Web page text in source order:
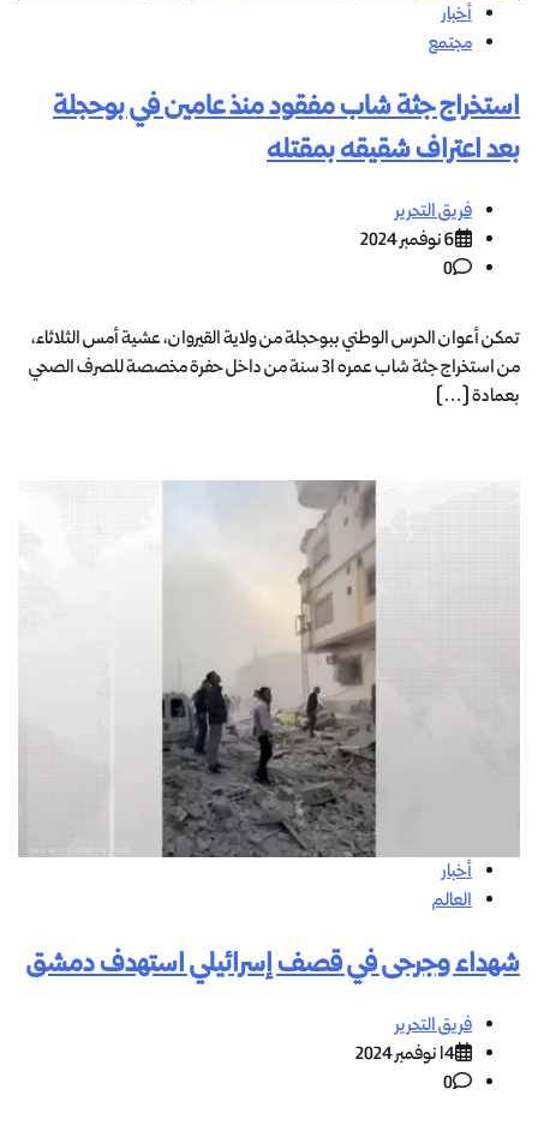
أخبار
مجتمع
استخراج جثة شاب مفقود منذ عامين في بوحجلة
بعد اعتراف شقيقه بمقتله
فريق التحرير
6 نوفمبر 2024
0
تمكن أعوان الحرس الوطني ببوحجلة من ولاية القيروان، عشية أمس الثلاثاء،
من استخراج جثة شاب عمره 31 سنة من داخل حفرة مخصصة للصرف الصحي
بعمادة […]
أخبار
العالم
شهداء وجرحى في قصف إسرائيلي استهدف دمشق
فريق التحرير
14 نوفمبر 2024
0